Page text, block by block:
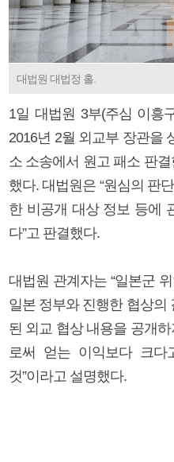
대법원 대법정 홀.
1일 대법원 3부(주심 이흥
2016년 2월 외교부 장관을
소 소송에서 원고 패소 판
했다. 대법원은 “원심의 판
한 비공개 대상 정보 등에
다”고 판결했다.
대법원 관계자는 “일본군
일본 정부와 진행한 협상의
된 외교 협상 내용을 공개
로써 얻는 이익보다 크
것”이라고 설명했다.